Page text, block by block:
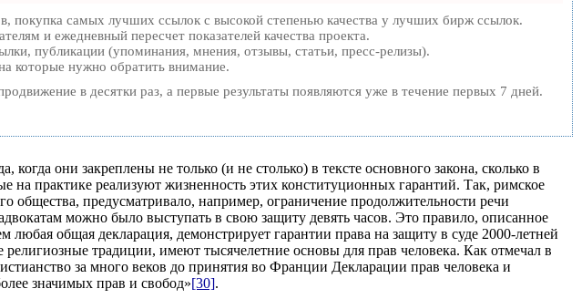
покупка самых лучших ссылок с высокой степенью качества у лучших бирж ссылок.
и ежедневный пересчет показателей качества проекта.
публикации (упоминания, мнения, отзывы, статьи, пресс-релизы).
которые нужно обратить внимание.
в десятки раз, а первые результаты появляются уже в течение первых 7 дней.
они закреплены не только (и не столько) в тексте основного закона, сколько в
на практике реализуют жизненность этих конституционных гарантий. Так, римское
общества, предусматривало, например, ограничение продолжительности речи
можно было выступать в свою защиту девять часов. Это правило, описанное
любая общая декларация, демонстрирует гарантии права на защиту в суде 2000-летней
традиции, имеют тысячелетние основы для прав человека. Как отмечал в
за много веков до принятия во Франции Декларации прав человека и
значимых прав и свобод»[30].